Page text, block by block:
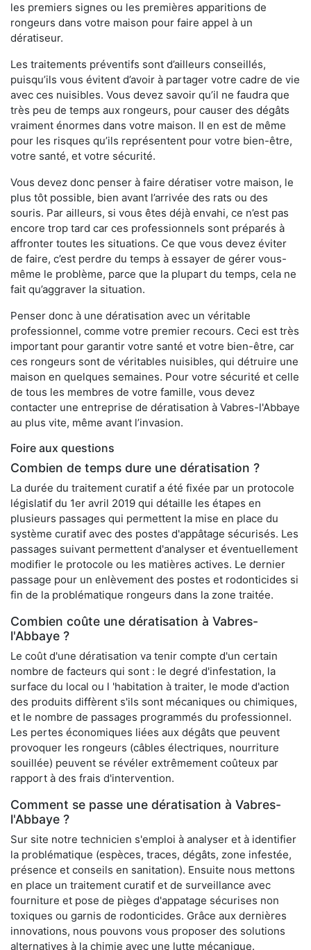
les premiers signes ou les premières apparitions de
rongeurs dans votre maison pour faire appel à un
dératiseur.
Les traitements préventifs sont d’ailleurs conseillés,
puisqu’ils vous évitent d’avoir à partager votre cadre de vie
avec ces nuisibles. Vous devez savoir qu’il ne faudra que
très peu de temps aux rongeurs, pour causer des dégâts
vraiment énormes dans votre maison. Il en est de même
pour les risques qu’ils représentent pour votre bien-être,
votre santé, et votre sécurité.
Vous devez donc penser à faire dératiser votre maison, le
plus tôt possible, bien avant l’arrivée des rats ou des
souris. Par ailleurs, si vous êtes déjà envahi, ce n’est pas
encore trop tard car ces professionnels sont préparés à
affronter toutes les situations. Ce que vous devez éviter
de faire, c’est perdre du temps à essayer de gérer vous-
même le problème, parce que la plupart du temps, cela ne
fait qu’aggraver la situation.
Penser donc à une dératisation avec un véritable
professionnel, comme votre premier recours. Ceci est très
important pour garantir votre santé et votre bien-être, car
ces rongeurs sont de véritables nuisibles, qui détruire une
maison en quelques semaines. Pour votre sécurité et celle
de tous les membres de votre famille, vous devez
contacter une entreprise de dératisation à Vabres-l'Abbaye
au plus vite, même avant l’invasion.
Foire aux questions
Combien de temps dure une dératisation ?
La durée du traitement curatif a été fixée par un protocole
législatif du 1er avril 2019 qui détaille les étapes en
plusieurs passages qui permettent la mise en place du
système curatif avec des postes d'appâtage sécurisés. Les
passages suivant permettent d'analyser et éventuellement
modifier le protocole ou les matières actives. Le dernier
passage pour un enlèvement des postes et rodonticides si
fin de la problématique rongeurs dans la zone traitée.
Combien coûte une dératisation à Vabres-
l'Abbaye ?
Le coût d'une dératisation va tenir compte d'un certain
nombre de facteurs qui sont : le degré d'infestation, la
surface du local ou l 'habitation à traiter, le mode d'action
des produits diffèrent s'ils sont mécaniques ou chimiques,
et le nombre de passages programmés du professionnel.
Les pertes économiques liées aux dégâts que peuvent
provoquer les rongeurs (câbles électriques, nourriture
souillée) peuvent se révéler extrêmement coûteux par
rapport à des frais d'intervention.
Comment se passe une dératisation à Vabres-
l'Abbaye ?
Sur site notre technicien s'emploi à analyser et à identifier
la problématique (espèces, traces, dégâts, zone infestée,
présence et conseils en sanitation). Ensuite nous mettons
en place un traitement curatif et de surveillance avec
fourniture et pose de pièges d'appatage sécurises non
toxiques ou garnis de rodonticides. Grâce aux dernières
innovations, nous pouvons vous proposer des solutions
alternatives à la chimie avec une lutte mécanique.